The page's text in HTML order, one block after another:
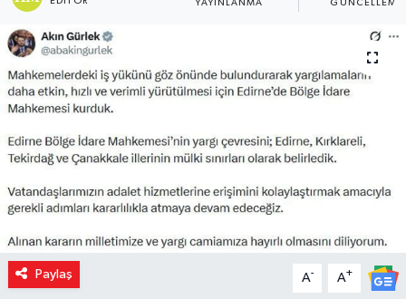
YAYINLANMA GÜNCELLEME
Paylaş A- A+